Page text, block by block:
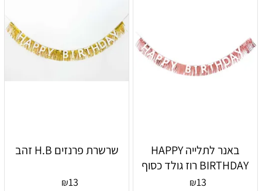
באנר לתלייה HAPPY
BIRTHDAY רוז גולד כסוף
₪13
שרשרת פרנזים H.B זהב
₪13